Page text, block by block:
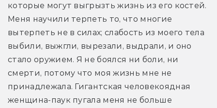
которые могут выгрызть жизнь из его костей.
Меня научили терпеть то, что многие
вытерпеть не в силах; слабость из моего тела
выбили, выжгли, вырезали, выдрали, и оно
стало оружием. Я не боялся ни боли, ни
смерти, потому что моя жизнь мне не
принадлежала. Гигантская человекоядная
женщина-­паук пугала меня не больше